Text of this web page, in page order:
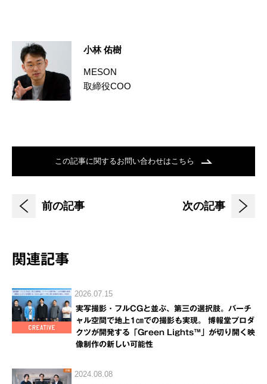
小林 佑樹
MESON
取締役COO
この記事に関するお問い合わせはこちら
前の記事 次の記事
関連記事
2026.07.15
実写撮影・フルCGと並ぶ、第三の選択肢。バーチ
ャル空間で地上1㎝での撮影も実現。 博報堂プロダ
クツが開発する「Green Lights™」が切り開く映
像制作の新しい可能性
2024.08.08